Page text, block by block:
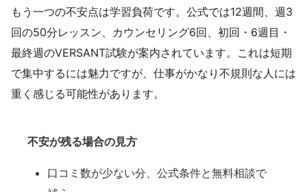
もう一つの不安点は学習負荷です。公式では12週間、週3
回の50分レッスン、カウンセリング6回、初回・6週目・
最終週のVERSANT試験が案内されています。これは短期
で集中するには魅力ですが、仕事がかなり不規則な人には
重く感じる可能性があります。
不安が残る場合の見方
口コミ数が少ない分、公式条件と無料相談で